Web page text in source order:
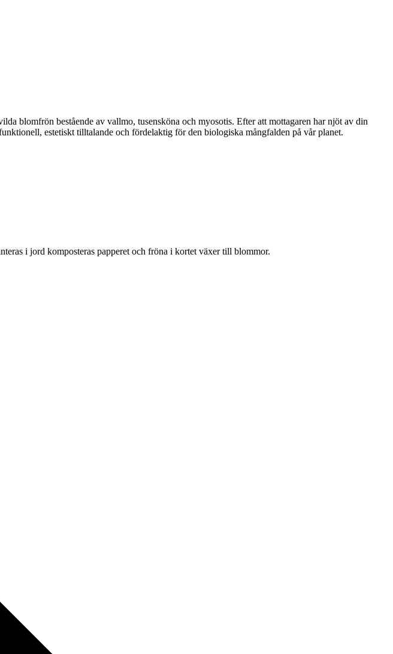
blomfrön bestående av vallmo, tusensköna och myosotis. Efter att mottagaren har njöt av din
estetiskt tilltalande och fördelaktig för den biologiska mångfalden på vår planet.
i jord komposteras papperet och fröna i kortet växer till blommor.